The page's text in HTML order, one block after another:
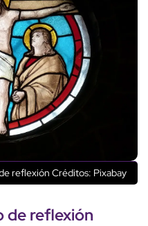
reflexión Créditos: Pixabay
de reflexión